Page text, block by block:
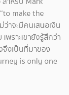
make the
าจะมีคนเสนอเงิน
พราะเขายังรู้สึกว่า
จึงเป็นที่มาของ
is only one